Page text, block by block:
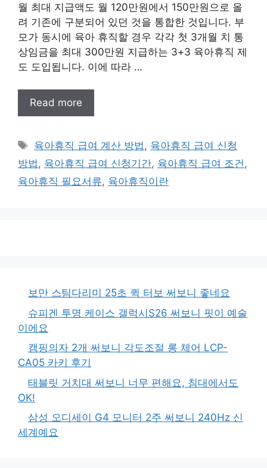
월 최대 지급액도 월 120만원에서 150만원으로 올
려 기존에 구분되어 있던 것을 통합한 것입니다. 부
모가 동시에 육아 휴직할 경우 각각 첫 3개월 치 통
상임금을 최대 300만원 지급하는 3+3 육아휴직 제
도 도입됩니다. 이에 따라 …
Read more
태
그
육아휴직 급여 계산 방법, 육아휴직 급여 신청
방법, 육아휴직 급여 신청기간, 육아휴직 급여 조건,
육아휴직 필요서류, 육아휴직이란
보만 스팀다리미 25초 퀵 터보 써보니 좋네요
슈피겐 투명 케이스 갤럭시S26 써보니 핏이 예술
이에요
캠핑의자 2개 써보니 각도조절 롱 체어 LCP-
CA05 카키 후기
태블릿 거치대 써보니 너무 편해요, 침대에서도
OK!
삼성 오디세이 G4 모니터 2주 써보니 240Hz 신
세계예요